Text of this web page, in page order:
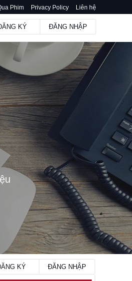
Phim Privacy Policy Liên hệ
KÝ ĐĂNG NHẬP
ĐĂNG NHẬP
KÝ